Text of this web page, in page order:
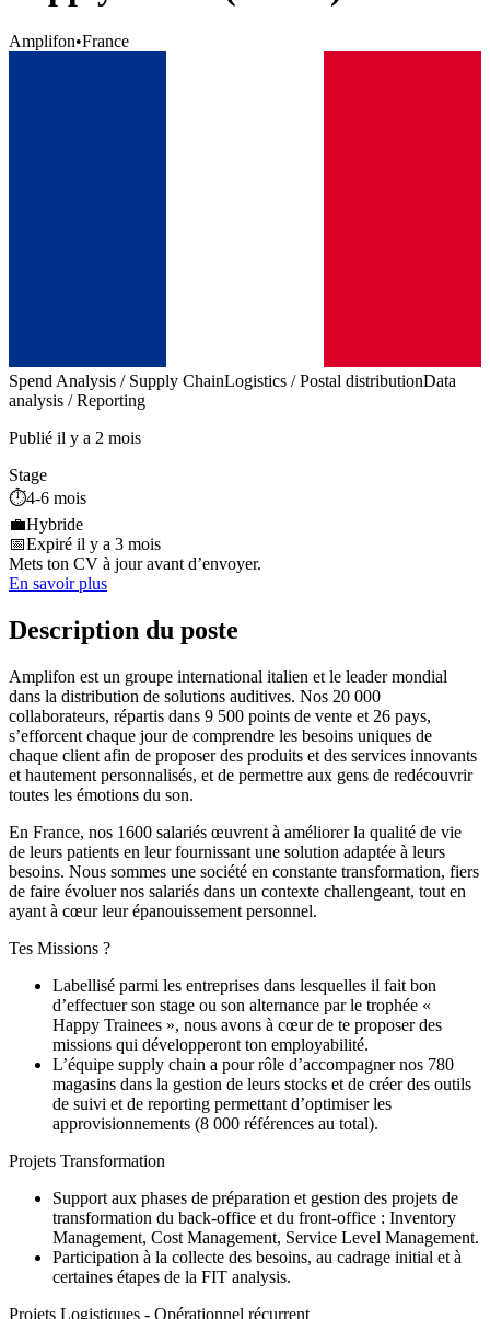
Amplifon•France
Spend Analysis / Supply ChainLogistics / Postal distributionData
analysis / Reporting
Publié il y a 2 mois
Stage
⏱️4-6 mois
💼Hybride
📅Expiré il y a 3 mois
Mets ton CV à jour avant d’envoyer.
En savoir plus
Description du poste
Amplifon est un groupe international italien et le leader mondial
dans la distribution de solutions auditives. Nos 20 000
collaborateurs, répartis dans 9 500 points de vente et 26 pays,
s’efforcent chaque jour de comprendre les besoins uniques de
chaque client afin de proposer des produits et des services innovants
et hautement personnalisés, et de permettre aux gens de redécouvrir
toutes les émotions du son.
En France, nos 1600 salariés œuvrent à améliorer la qualité de vie
de leurs patients en leur fournissant une solution adaptée à leurs
besoins. Nous sommes une société en constante transformation, fiers
de faire évoluer nos salariés dans un contexte challengeant, tout en
ayant à cœur leur épanouissement personnel.
Tes Missions ?
Labellisé parmi les entreprises dans lesquelles il fait bon
d’effectuer son stage ou son alternance par le trophée «
Happy Trainees », nous avons à cœur de te proposer des
missions qui développeront ton employabilité.
L’équipe supply chain a pour rôle d’accompagner nos 780
magasins dans la gestion de leurs stocks et de créer des outils
de suivi et de reporting permettant d’optimiser les
approvisionnements (8 000 références au total).
Projets Transformation
Support aux phases de préparation et gestion des projets de
transformation du back-office et du front-office : Inventory
Management, Cost Management, Service Level Management.
Participation à la collecte des besoins, au cadrage initial et à
certaines étapes de la FIT analysis.
Projets Logistiques - Opérationnel récurrent